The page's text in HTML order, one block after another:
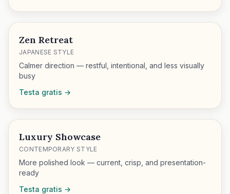
Zen Retreat
JAPANESE STYLE
Calmer direction — restful, intentional, and less visually
busy
Testa gratis →
Luxury Showcase
CONTEMPORARY STYLE
More polished look — current, crisp, and presentation-
ready
Testa gratis →